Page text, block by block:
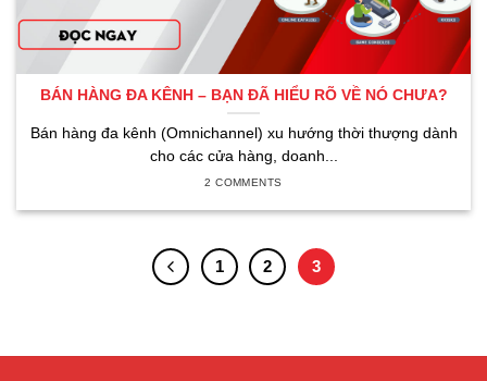
BÁN HÀNG ĐA KÊNH – BẠN ĐÃ HIỂU RÕ VỀ NÓ CHƯA?
Bán hàng đa kênh (Omnichannel) xu hướng thời thượng dành
cho các cửa hàng, doanh...
2 COMMENTS
1 2 3